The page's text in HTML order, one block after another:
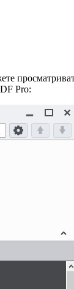
Pro: